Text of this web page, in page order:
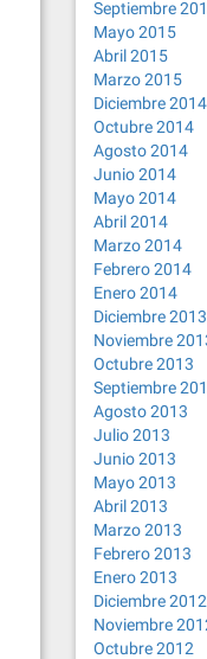
Septiembre
Mayo 2015
Abril 2015
Marzo 2015
Diciembre 2014
Octubre 2014
Agosto 2014
Junio 2014
Mayo 2014
Abril 2014
Marzo 2014
Febrero 2014
Enero 2014
Diciembre 2013
Noviembre
Octubre 2013
Septiembre
Agosto 2013
Julio 2013
Junio 2013
Mayo 2013
Abril 2013
Marzo 2013
Febrero 2013
Enero 2013
Diciembre 2012
Noviembre
Octubre 2012